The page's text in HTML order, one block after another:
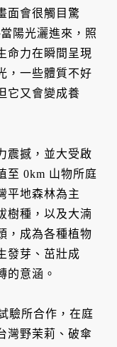
面會很觸目驚
陽光灑進來，照
命力在瞬間呈現
，一些體質不好
它又會變成養
震撼，並大受啟
至 0km 山物所庭
平地森林為主
樹種，以及大湳
，成為各種植物
發芽、茁壯成
的意涵。
驗所合作，在庭
灣野茉莉、破傘